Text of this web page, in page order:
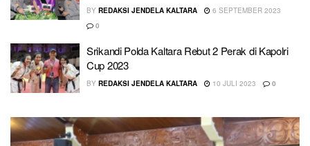
BY REDAKSI JENDELA KALTARA
6 SEPTEMBER 2023
0
Srikandi Polda Kaltara Rebut 2 Perak di Kapolri
Cup 2023
BY REDAKSI JENDELA KALTARA 10 JULI 2023 0